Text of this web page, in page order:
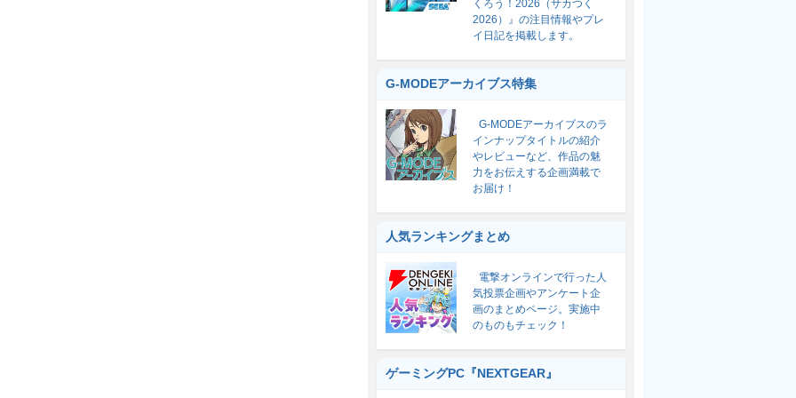
くろう！2026（サカつく
2026）』の注目情報やプレ
イ日記を掲載します。
G-MODEアーカイブス特集
G-MODEアーカイブスのラ
インナップタイトルの紹介
やレビューなど、作品の魅
力をお伝えする企画満載で
お届け！
人気ランキングまとめ
電撃オンラインで行った人
気投票企画やアンケート企
画のまとめページ。実施中
のものもチェック！
ゲーミングPC『NEXTGEAR』